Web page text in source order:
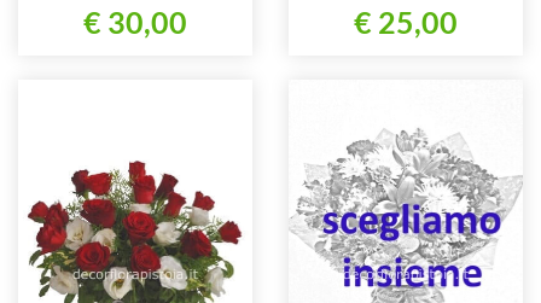
€ 30,00 € 25,00